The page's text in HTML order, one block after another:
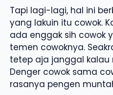
Tapi lagi-lagi, hal ini
yang lakuin itu cowok.
ada enggak sih cowok
temen cowoknya.
tetep aja janggal kalau
Denger cowok sama
rasanya pengen